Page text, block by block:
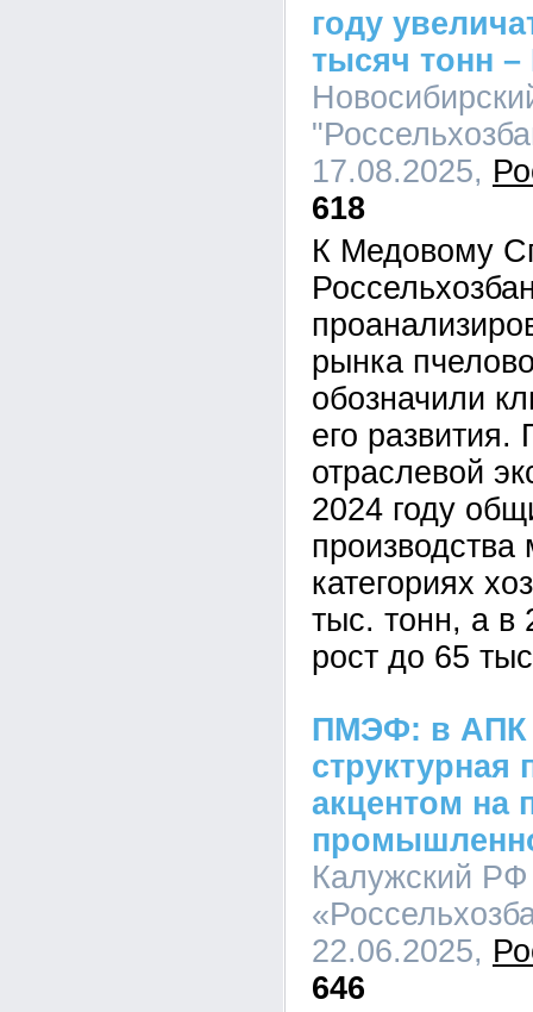
году
тысяч тонн
17.08.2025,
618
К Медовому
рынка
обозначили
его
отраслевой
2024 году
производства
категориях
тыс. тонн, а в
рост до 65
ПМЭФ: в АПК
структурная
акцентом на
Калужский
22.06.2025,
646